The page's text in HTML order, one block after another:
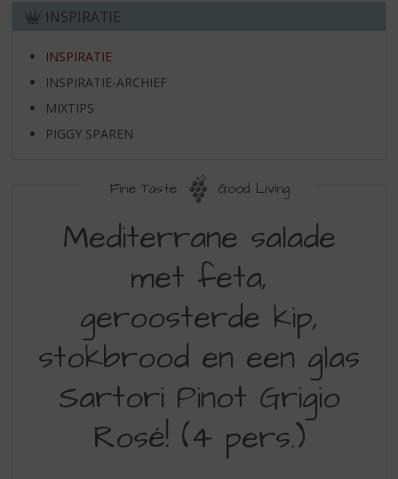
INSPIRATIE
INSPIRATIE
INSPIRATIE-ARCHIEF
MIXTIPS
PIGGY SPAREN
Fine Taste Good Living
Mediterrane salade
met feta,
geroosterde kip,
stokbrood en een glas
Sartori Pinot Grigio
Rosé! (4 pers.)